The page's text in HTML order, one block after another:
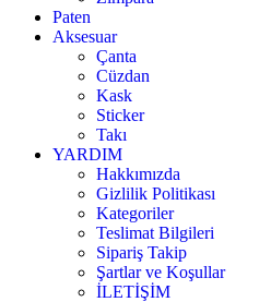
Paten
Aksesuar
Çanta
Cüzdan
Kask
Sticker
Takı
YARDIM
Hakkımızda
Gizlilik Politikası
Kategoriler
Teslimat Bilgileri
Sipariş Takip
Şartlar ve Koşullar
İLETİŞİM